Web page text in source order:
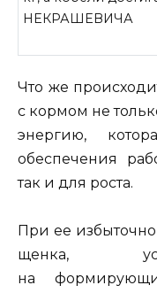
НЕКРАШЕВИЧА
Что же
с кормом не
энергию,
обеспечения
так и для роста.
При ее
щенка,
на